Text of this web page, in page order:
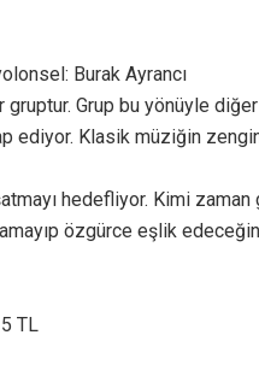
Burak Ayrancı
gruptur. Grup bu yönüyle
Klasik müziğin zengin
hedefliyor. Kimi
özgürce eşlik
TL